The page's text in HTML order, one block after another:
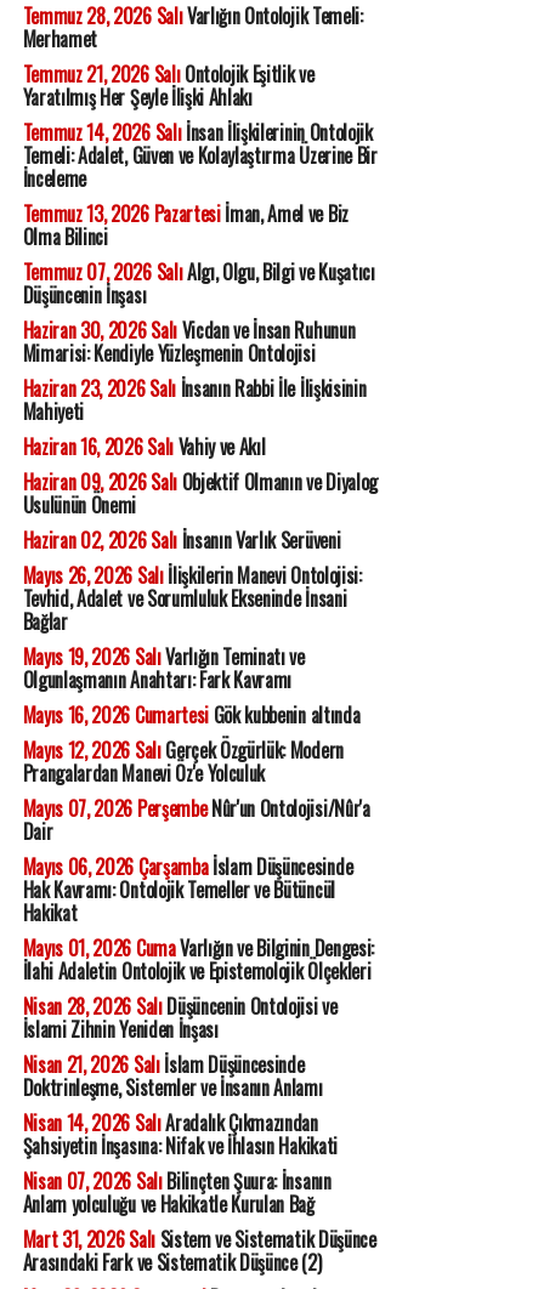
Temmuz 28, 2026 SalıVarlığın Ontolojik Temeli:
Merhamet
Temmuz 21, 2026 SalıOntolojik Eşitlik ve
Yaratılmış Her Şeyle İlişki Ahlakı
Temmuz 14, 2026 Salıİnsan İlişkilerinin Ontolojik
Temeli: Adalet, Güven ve Kolaylaştırma Üzerine Bir
İnceleme
Temmuz 13, 2026 Pazartesiİman, Amel ve Biz
Olma Bilinci
Temmuz 07, 2026 SalıAlgı, Olgu, Bilgi ve Kuşatıcı
Düşüncenin İnşası
Haziran 30, 2026 SalıVicdan ve İnsan Ruhunun
Mimarisi: Kendiyle Yüzleşmenin Ontolojisi
Haziran 23, 2026 Salıİnsanın Rabbi İle İlişkisinin
Mahiyeti
Haziran 16, 2026 SalıVahiy ve Akıl
Haziran 09, 2026 SalıObjektif Olmanın ve Diyalog
Usulünün Önemi
Haziran 02, 2026 Salıİnsanın Varlık Serüveni
Mayıs 26, 2026 Salıİlişkilerin Manevi Ontolojisi:
Tevhid, Adalet ve Sorumluluk Ekseninde İnsani
Bağlar
Mayıs 19, 2026 SalıVarlığın Teminatı ve
Olgunlaşmanın Anahtarı: Fark Kavramı
Mayıs 16, 2026 CumartesiGök kubbenin altında
Mayıs 12, 2026 SalıGerçek Özgürlük: Modern
Prangalardan Manevi Öz'e Yolculuk
Mayıs 07, 2026 PerşembeNûr'un Ontolojisi/Nûr'a
Dair
Mayıs 06, 2026 Çarşambaİslam Düşüncesinde
Hak Kavramı: Ontolojik Temeller ve Bütüncül
Hakikat
Mayıs 01, 2026 CumaVarlığın ve Bilginin Dengesi:
İlahi Adaletin Ontolojik ve Epistemolojik Ölçekleri
Nisan 28, 2026 SalıDüşüncenin Ontolojisi ve
İslami Zihnin Yeniden İnşası
Nisan 21, 2026 Salıİslam Düşüncesinde
Doktrinleşme, Sistemler ve İnsanın Anlamı
Nisan 14, 2026 SalıAradalık Çıkmazından
Şahsiyetin İnşasına: Nifak ve İhlasın Hakikati
Nisan 07, 2026 SalıBilinçten Şuura: İnsanın
Anlam yolculuğu ve Hakikatle Kurulan Bağ
Mart 31, 2026 SalıSistem ve Sistematik Düşünce
Arasındaki Fark ve Sistematik Düşünce (2)